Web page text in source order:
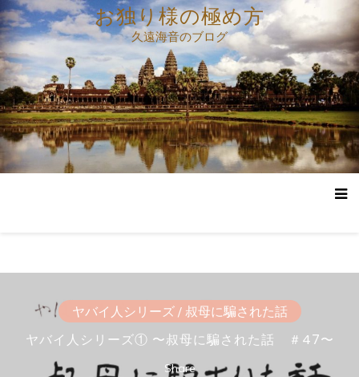
コ
ン
テ
ン
ツ
へ
ス
キ
ッ
お独り様の極め方
久遠海音のブログ
ヤバイ人シリーズ/ 叔母に騙された話
ヤバイ人シリーズ① 〜叔母に騙された話 ＃48〜
Share
ヤバイ人シリーズ/ 叔母に騙された話
ヤバイ人シリーズ① 〜叔母に騙された話 ＃47〜
Share
ヤバイ人シリーズ/ 叔母に騙された話
ヤバイ人シリーズ① 〜叔母に騙された話 ＃46〜
Share
ヤバイ人シリーズ/ 叔母に騙された話
ヤバイ人シリーズ① 〜叔母に騙された話 ＃45〜
Share
ヤバイ人シリーズ/ 叔母に騙された話
ヤバイ人シリーズ① 〜叔母に騙された話 ＃44〜
Share
ヤバイ人シリーズ/ 叔母に騙された話
ヤバイ人シリーズ① 〜叔母に騙された話 ＃43〜
Share
ヤバイ人シリーズ/ 叔母に騙された話
ヤバイ人シリーズ① 〜叔母に騙された話 ＃42〜
Share
ヤバイ人シリーズ/ 叔母に騙された話
ヤバイ人シリーズ① 〜叔母に騙された話 ＃41〜
Share
ヤバイ人シリーズ/ 叔母に騙された話
ヤバイ人シリーズ① 〜叔母に騙された話 ＃40〜
Share
ヤバイ人シリーズ/ 叔母に騙された話
ヤバイ人シリーズ① 〜叔母に騙された話 ＃39〜
Share